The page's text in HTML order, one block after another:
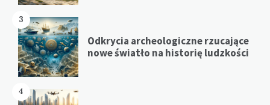
3
Odkrycia archeologiczne rzucające
nowe światło na historię ludzkości
4